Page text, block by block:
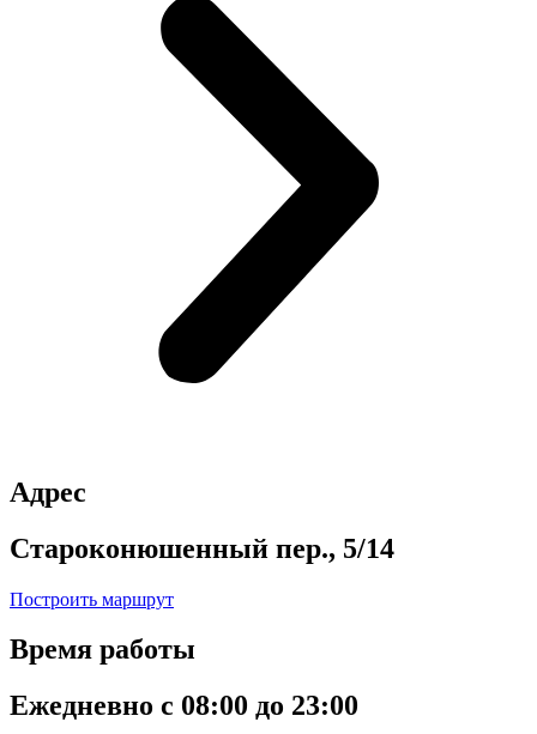
Адрес
Староконюшенный пер., 5/14
Построить маршрут
Время работы
Ежедневно с 08:00 до 23:00